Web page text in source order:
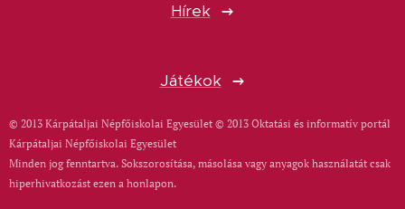
Hírek
Játékok
© 2013 Kárpátaljai Népfőiskolai Egyesület © 2013 Oktatási és informatív portál
Kárpátaljai Népfőiskolai Egyesület
Minden jog fenntartva. Sokszorosítása, másolása vagy anyagok használatát csak
hiperhivatkozást ezen a honlapon.